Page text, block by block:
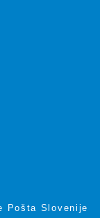
Pošta Slovenije